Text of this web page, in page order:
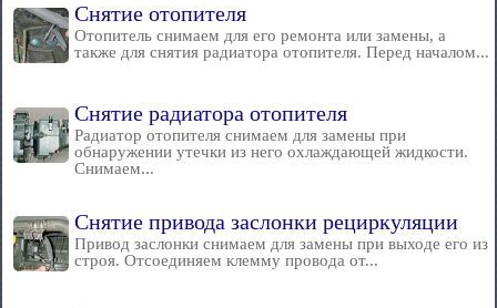
Снятие отопителя
Отопитель снимаем для его ремонта или замены, а
также для снятия радиатора отопителя. Перед началом...
Снятие радиатора отопителя
Радиатор отопителя снимаем для замены при
обнаружении утечки из него охлаждающей жидкости.
Снимаем...
Снятие привода заслонки рециркуляции
Привод заслонки снимаем для замены при выходе его из
строя. Отсоединяем клемму провода от...